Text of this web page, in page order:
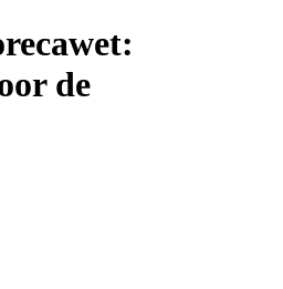
de